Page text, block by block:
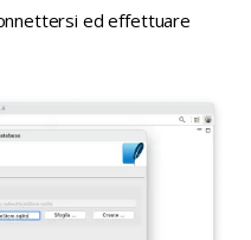
ed effettuare